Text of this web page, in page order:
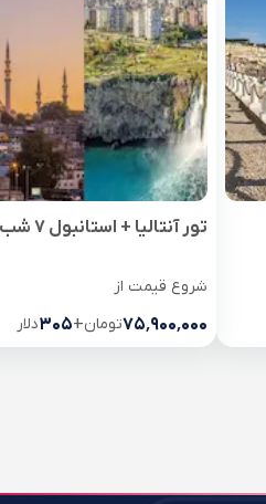
تور آنتالیا + استانبول 7 شب
شروع قیمت از
۷۵٬۹۰۰٬۰۰۰تومان+۳۰۵دلار